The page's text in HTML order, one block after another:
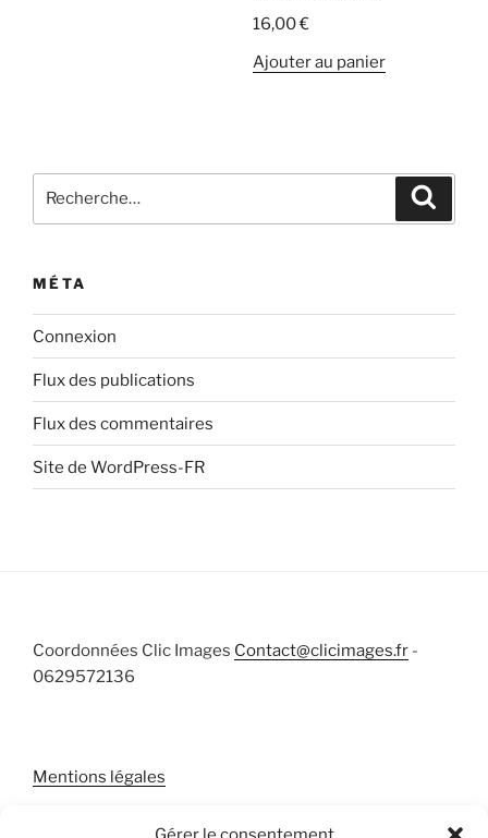
16,00€
Ajouter au panier
pour
MÉTA
Connexion
Flux des publications
Flux des commentaires
Site de WordPress-FR
Coordonnées Clic Images Contact@clicimages.fr -
0629572136
Mentions légales